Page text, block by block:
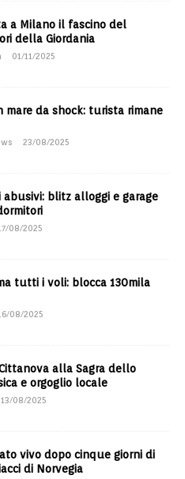
a Milano il fascino del
della Giordania
01/11/2025
mare da shock: turista rimane
23/08/2025
blitz alloggi e garage
08/2025
tutti i voli: blocca 130mila
08/2025
alla Sagra dello
e orgoglio locale
13/08/2025
vivo dopo cinque giorni di
di Norvegia